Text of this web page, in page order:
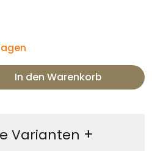
In den Warenkorb
Varianten +